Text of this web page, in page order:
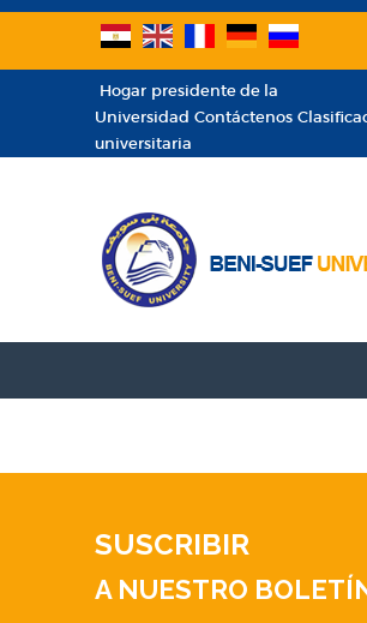
Hogar presidente de la
Universidad Contáctenos
universitaria
SUSCRIBIR
A NUESTRO